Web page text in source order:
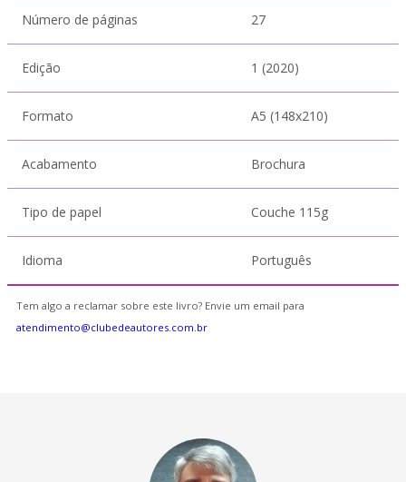
Número de páginas 27
Edição 1 (2020)
Formato A5 (148x210)
Acabamento Brochura
Tipo de papel Couche 115g
Idioma Português
Tem algo a reclamar sobre este livro? Envie um email para
atendimento@clubedeautores.com.br